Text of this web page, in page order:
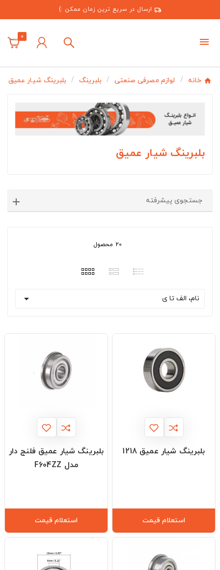
ارسال در سریع ترین زمان ممکن :)
0
خانه لوازم مصرفی صنعتی بلبرینگ بلبرینگ شیار عمیق
بلبرینگ شیار عمیق
جستجوی پیشرفته
20 محصول
نام، الف تا ی 
بلبرینگ شیار عمیق 1218
استعلام قیمت
بلبرینگ شیار عمیق فلنج دار
مدل F604ZZ
استعلام قیمت